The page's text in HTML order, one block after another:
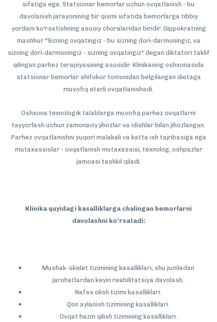
sifatiga ega. Statsionar bemorlar uchun ovqatlanish - bu
davolanish jarayonining bir qismi sifatida bemorlarga tibbiy
yordam ko'rsatishning asosiy choralaridan biridir. Gippokratning
mashhur "Sizning ovqatingiz - bu sizning dori-darmoningiz, va
sizning dori-darmoningiz - sizning ovqatingiz" degan diktatori taklif
qilingan parhez terapiyasining asosidir. Klinikaning oshxonasida
statsionar bemorlar shifokor tomonidan belgilangan dietaga
muvofiq etarli ovqatlanishadi.
Oshxona texnologik talablarga muvofiq parhez ovqatlarni
tayyorlash uchun zamonaviy jihozlar va idishlar bilan jihozlangan.
Parhez ovqatlanishni yuqori malakali va katta ish tajribasiga ega
mutaxassislar - ovqatlanish mutaxassisi, texnolog, oshpazlar
jamoasi tashkil qiladi.
Klinika quyidagi kasalliklarga chalingan bemorlarni
davolashni ko'rsatadi:
Mushak-skelet tizimining kasalliklari, shu jumladan
jarohatlardan keyin reabilitatsiya davolash.
Nafas olish tizimi kasalliklari.
Qon aylanish tizimining kasalliklari.
Ovqat hazm qilish tizimining kasalliklari.